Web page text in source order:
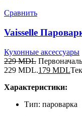
Сравнить
Vaisselle
Кухонные аксессуары
229MDL
229 MDL.179 MDL
Характеристики:
Тип: пароварка